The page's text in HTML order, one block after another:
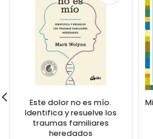
Este dolor no es mío.
Identifica y resuelve los
traumas familiares
heredados